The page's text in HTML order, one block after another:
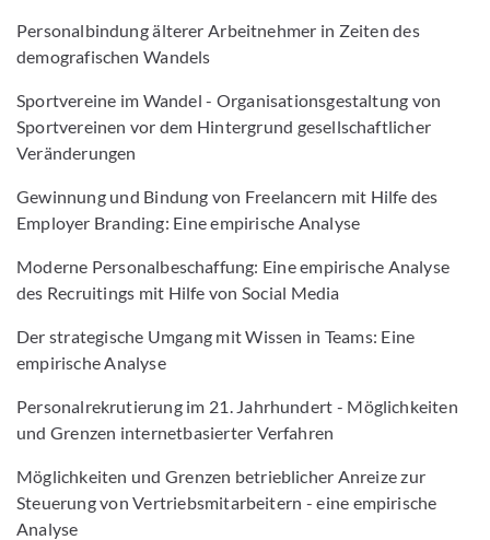
Personalbindung älterer Arbeitnehmer in Zeiten des
demografischen Wandels
Sportvereine im Wandel - Organisationsgestaltung von
Sportvereinen vor dem Hintergrund gesellschaftlicher
Veränderungen
Gewinnung und Bindung von Freelancern mit Hilfe des
Employer Branding: Eine empirische Analyse
Moderne Personalbeschaffung: Eine empirische Analyse
des Recruitings mit Hilfe von Social Media
Der strategische Umgang mit Wissen in Teams: Eine
empirische Analyse
Personalrekrutierung im 21. Jahrhundert - Möglichkeiten
und Grenzen internetbasierter Verfahren
Möglichkeiten und Grenzen betrieblicher Anreize zur
Steuerung von Vertriebsmitarbeitern - eine empirische
Analyse